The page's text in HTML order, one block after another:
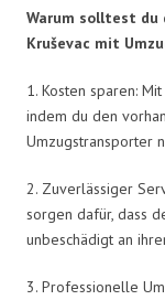
Warum solltest du
Kruševac mit
1. Kosten sparen:
indem du den
Umzugstransporter
2. Zuverlässiger
sorgen dafür, dass
unbeschädigt an
3. Professionelle